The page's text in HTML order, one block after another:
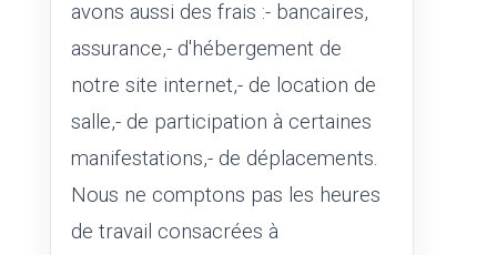
avons aussi des frais :- bancaires,
assurance,- d'hébergement de
notre site internet,- de location de
salle,- de participation à certaines
manifestations,- de déplacements.
Nous ne comptons pas les heures
de travail consacrées à